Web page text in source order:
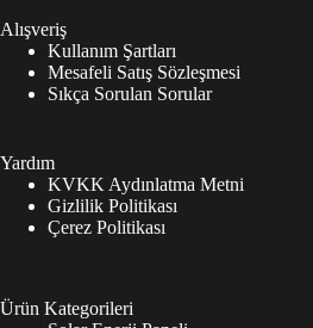
Alışveriş
Kullanım Şartları
Mesafeli Satış Sözleşmesi
Sıkça Sorulan Sorular
Yardım
KVKK Aydınlatma Metni
Gizlilik Politikası
Çerez Politikası
Ürün Kategorileri